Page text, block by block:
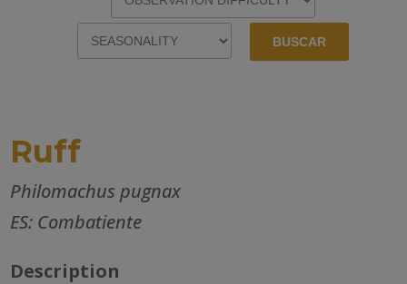
Ruff
Philomachus pugnax
ES: Combatiente
Description